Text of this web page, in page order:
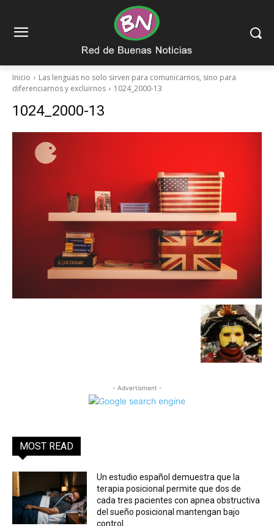
Inicio
Las lenguas no solo sirven para comunicarnos, sino para
diferenciarnos y excluirnos
1024_2000-13
1024_2000-13
- Advertisment -
MOST READ
Un estudio español demuestra que la
terapia posicional permite que dos de
cada tres pacientes con apnea obstructiva
del sueño posicional mantengan bajo
control...